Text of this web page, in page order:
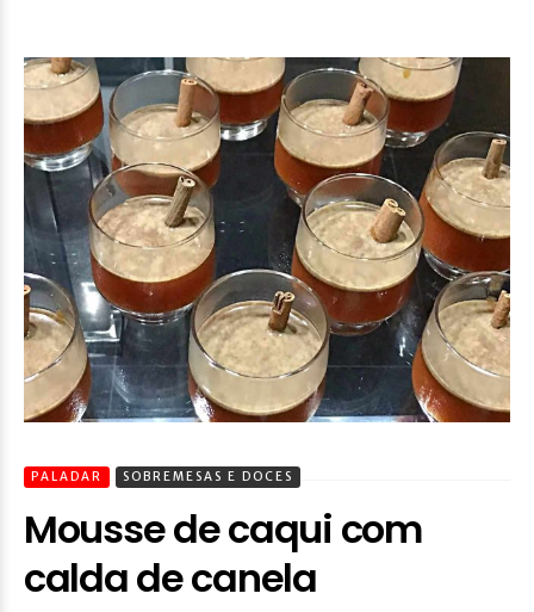
PALADAR SOBREMESAS E DOCES
Mousse de caqui com
calda de canela